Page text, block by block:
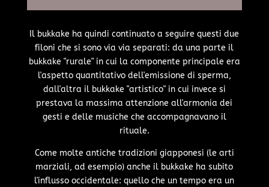
Il bukkake ha quindi continuato a seguire questi due
filoni che si sono via via separati: da una parte il
bukkake "rurale" in cui la componente principale era
l'aspetto quantitativo dell'emissione di sperma,
dall'altra il bukkake "artistico" in cui invece si
prestava la massima attenzione all'armonia dei
gesti e delle musiche che accompagnavano il
rituale.
Come molte antiche tradizioni giapponesi (le arti
marziali, ad esempio) anche il bukkake ha subito
l'influsso occidentale: quello che un tempo era un